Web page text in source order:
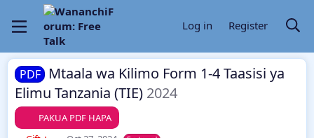
Log in Register
PDF
Mtaala wa Kilimo Form 1-4 Taasisi ya
Elimu Tanzania (TIE) 2024
PAKUA PDF HAPA